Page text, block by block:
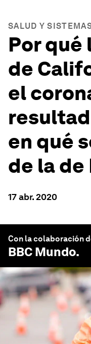
SALUD Y
Por
de
el
en qué
de la de
17 abr. 2020
Con la colaboración
BBC Mundo.